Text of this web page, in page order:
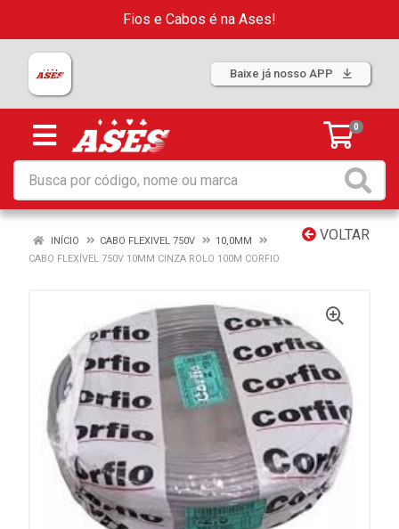
Fios e Cabos é na Ases!
Baixe já nosso APP
0
VOLTAR
INÍCIO CABO FLEXIVEL 750V
10,0MM
CABO FLEXÍVEL 750V 10MM CINZA ROLO 100M CORFIO